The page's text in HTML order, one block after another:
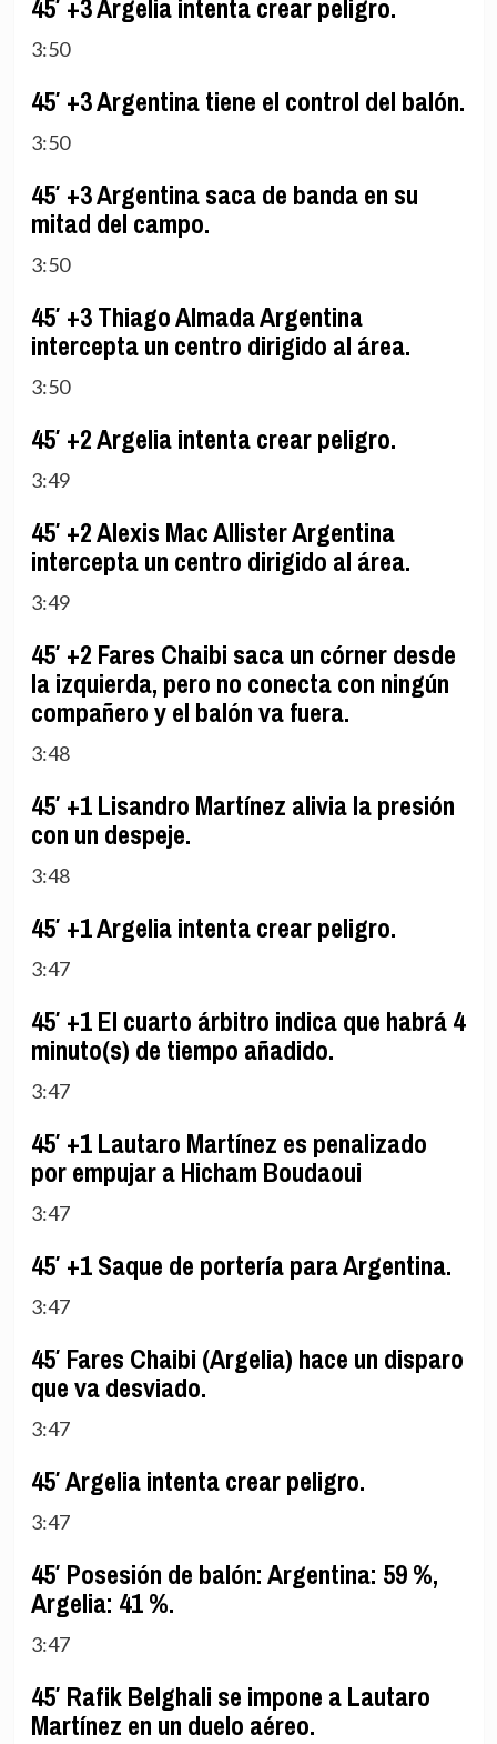
45′ +3 Argelia intenta crear peligro.
3:50
45′ +3 Argentina tiene el control del balón.
3:50
45′ +3 Argentina saca de banda en su
mitad del campo.
3:50
45′ +3 Thiago Almada Argentina
intercepta un centro dirigido al área.
3:50
45′ +2 Argelia intenta crear peligro.
3:49
45′ +2 Alexis Mac Allister Argentina
intercepta un centro dirigido al área.
3:49
45′ +2 Fares Chaibi saca un córner desde
la izquierda, pero no conecta con ningún
compañero y el balón va fuera.
3:48
45′ +1 Lisandro Martínez alivia la presión
con un despeje.
3:48
45′ +1 Argelia intenta crear peligro.
3:47
45′ +1 El cuarto árbitro indica que habrá 4
minuto(s) de tiempo añadido.
3:47
45′ +1 Lautaro Martínez es penalizado
por empujar a Hicham Boudaoui
3:47
45′ +1 Saque de portería para Argentina.
3:47
45′ Fares Chaibi (Argelia) hace un disparo
que va desviado.
3:47
45′ Argelia intenta crear peligro.
3:47
45′ Posesión de balón: Argentina: 59 %,
Argelia: 41 %.
3:47
45′ Rafik Belghali se impone a Lautaro
Martínez en un duelo aéreo.